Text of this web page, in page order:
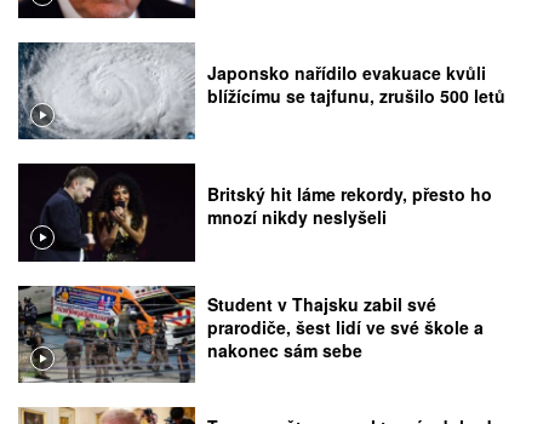
Japonsko nařídilo evakuace kvůli
blížícímu se tajfunu, zrušilo 500 letů
Britský hit láme rekordy, přesto ho
mnozí nikdy neslyšeli
Student v Thajsku zabil své
prarodiče, šest lidí ve své škole a
nakonec sám sebe